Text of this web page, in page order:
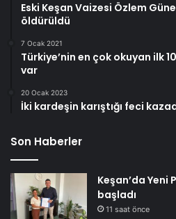
Eski Keşan Vaizesi Özlem
öldürüldü
7 Ocak 2021
Türkiye’nin en çok okuyan ilk
var
20 Ocak 2023
İki kardeşin karıştığı feci
Son Haberler
Keşan’da
başladı
11 saat önce